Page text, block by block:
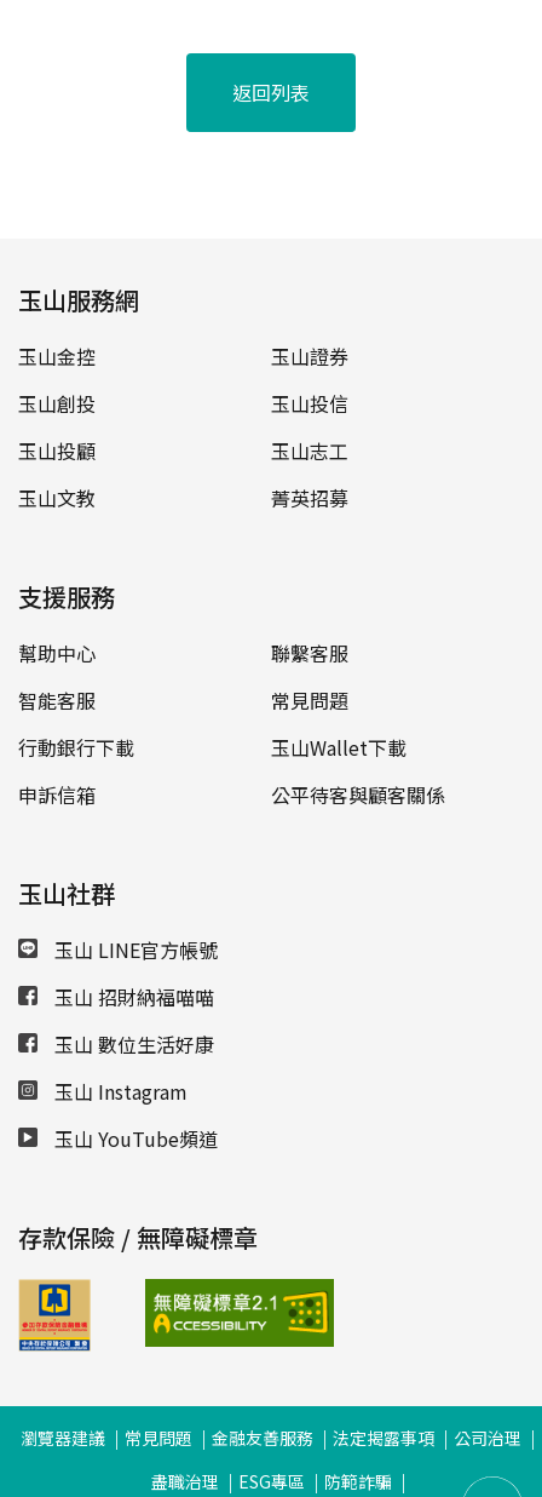
返回列表
玉山服務網
玉山金控
玉山證券
玉山創投
玉山投信
玉山投顧
玉山志工
玉山文教
菁英招募
支援服務
幫助中心
聯繫客服
智能客服
常見問題
行動銀行下載
玉山Wallet下載
申訴信箱
公平待客與顧客關係
玉山社群
玉山 LINE官方帳號
玉山 招財納福喵喵
玉山 數位生活好康
玉山 Instagram
玉山 YouTube頻道
存款保險 / 無障礙標章
瀏覽器建議 常見問題 金融友善服務 法定揭露事項
公司治理
盡職治理
ESG專區 防範詐騙